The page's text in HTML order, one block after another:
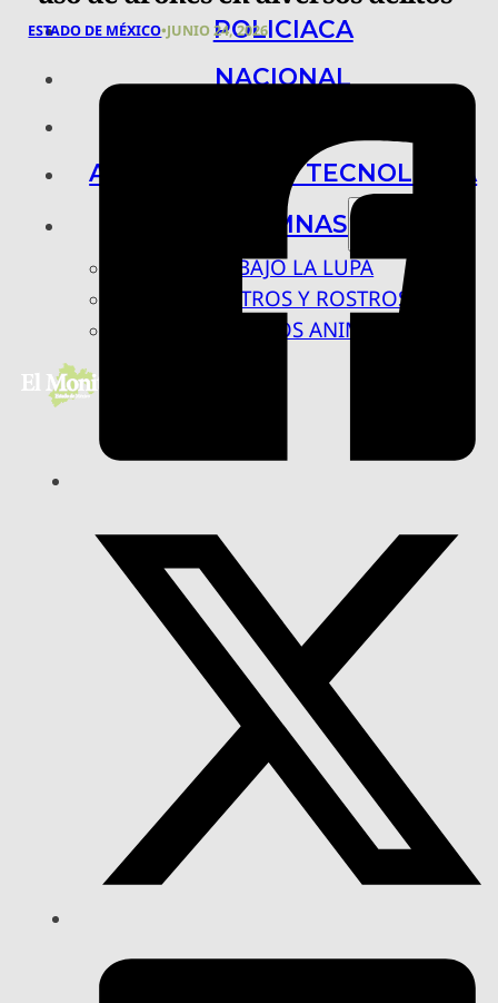
POLICIACA
NACIONAL
ARTE, CIENCIA Y TECNOLOGÍA
COLUMNAS
BAJO LA LUPA
RASTROS Y ROSTROS
VÍNCULOS ANIMALES
ESTADO DE MÉXICO•JUNIO 24, 2026